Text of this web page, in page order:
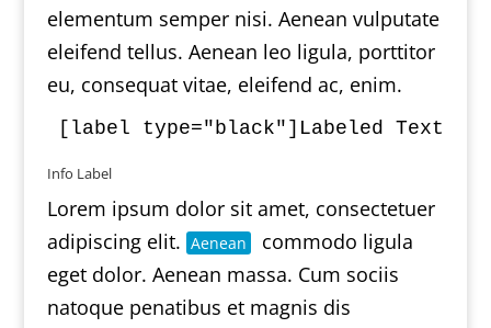
elementum semper nisi. Aenean vulputate
eleifend tellus. Aenean leo ligula, porttitor
eu, consequat vitae, eleifend ac, enim.
Info Label
Lorem ipsum dolor sit amet, consectetuer
adipiscing elit. Aenean
commodo ligula
eget dolor. Aenean massa. Cum sociis
natoque penatibus et magnis dis